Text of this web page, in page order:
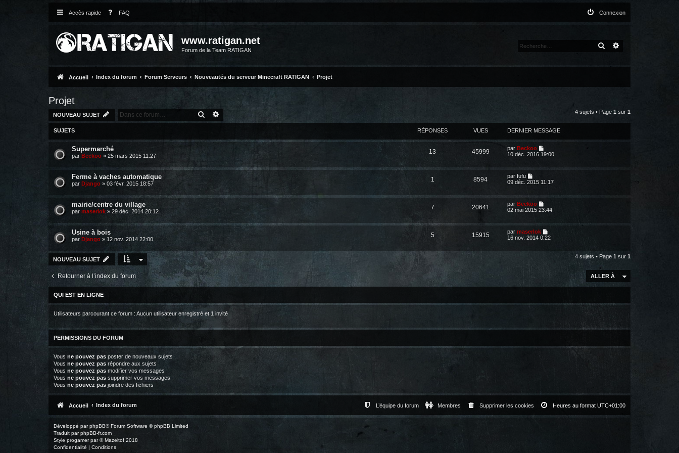
Accès rapide FAQ Connexion
www.ratigan.net
Forum de la Team RATIGAN
RECHERCHER
Accueil Index du forum Forum Serveurs Nouveautés du serveur Minecraft RATIGAN Projet
Projet
NOUVEAU SUJET RECHERCHER 4 sujets • Page 1 sur 1
SUJETS RÉPONSES VUES DERNIER MESSAGE
Supermarché
par Beckoo » 25 mars 2015 11:27
13 45999 par Beckoo
10 déc. 2016 19:00
Ferme à vaches automatique
par Django » 03 févr. 2015 18:57
1 8594 par fufu
09 déc. 2015 11:17
mairie/centre du village
par maserlok » 29 déc. 2014 20:12
7 20641 par Beckoo
02 mai 2015 23:44
Usine à bois
par Django » 12 nov. 2014 22:00
5 15915 par maserlok
16 nov. 2014 0:22
NOUVEAU SUJET 4 sujets • Page 1 sur 1
Retourner à l’index du forum ALLER À
QUI EST EN LIGNE
Utilisateurs parcourant ce forum : Aucun utilisateur enregistré et 1 invité
PERMISSIONS DU FORUM
Vous ne pouvez pas poster de nouveaux sujets
Vous ne pouvez pas répondre aux sujets
Vous ne pouvez pas modifier vos messages
Vous ne pouvez pas supprimer vos messages
Vous ne pouvez pas joindre des fichiers
Accueil Index du forum Heures au format UTC+01:00
Supprimer les cookies
Membres
L’équipe du forum
Développé parphpBB® Forum Software © phpBB Limited
Traduit parphpBB-fr.com
Style progamerpar ©Mazeltof 2018
Confidentialité | Conditions